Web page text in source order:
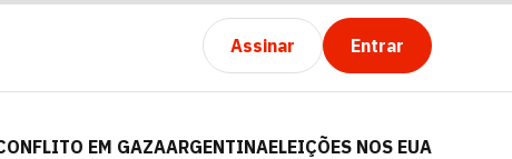
Assinar Entrar
EM GAZAARGENTINAELEIÇÕES NOS EUA